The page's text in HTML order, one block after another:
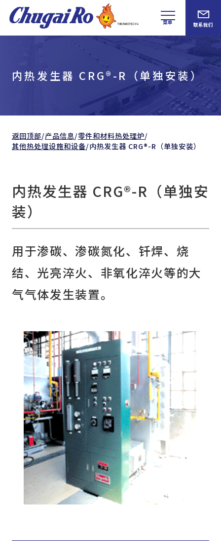
菜单 联系我们
内热发生器 CRG®-R（单独安装）
返回顶部/产品信息/零件和材料热处理炉/
其他热处理设施和设备/内热发生器 CRG®-R（单独安装）
内热发生器 CRG®-R（单独安
装）
用于渗碳、渗碳氮化、钎焊、烧
结、光亮淬火、非氧化淬火等的大
气气体发生装置。